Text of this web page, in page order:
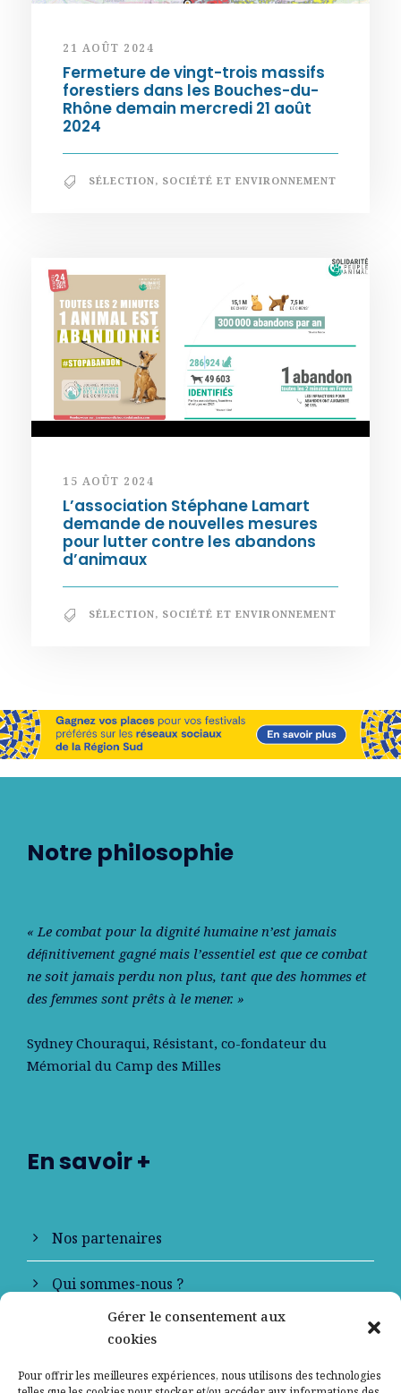
Gérer le consentement aux
cookies
Pour offrir les meilleures expériences, nous utilisons des technologies
21 AOÛT 2024
Fermeture de vingt-trois massifs
forestiers dans les Bouches-du-
Rhône demain mercredi 21 août
2024
SÉLECTION, SOCIÉTÉ ET ENVIRONNEMENT
15 AOÛT 2024
L’association Stéphane Lamart
demande de nouvelles mesures
pour lutter contre les abandons
d’animaux
SÉLECTION, SOCIÉTÉ ET ENVIRONNEMENT
Notre philosophie
« Le combat pour la dignité humaine n’est jamais
déﬁnitivement gagné mais l’essentiel est que ce combat
ne soit jamais perdu non plus, tant que des hommes et
des femmes sont prêts à le mener. »
Sydney Chouraqui, Résistant, co-fondateur du
Mémorial du Camp des Milles
En savoir +
Nos partenaires
Qui sommes-nous ?
Contactez-nous
Mentions légales